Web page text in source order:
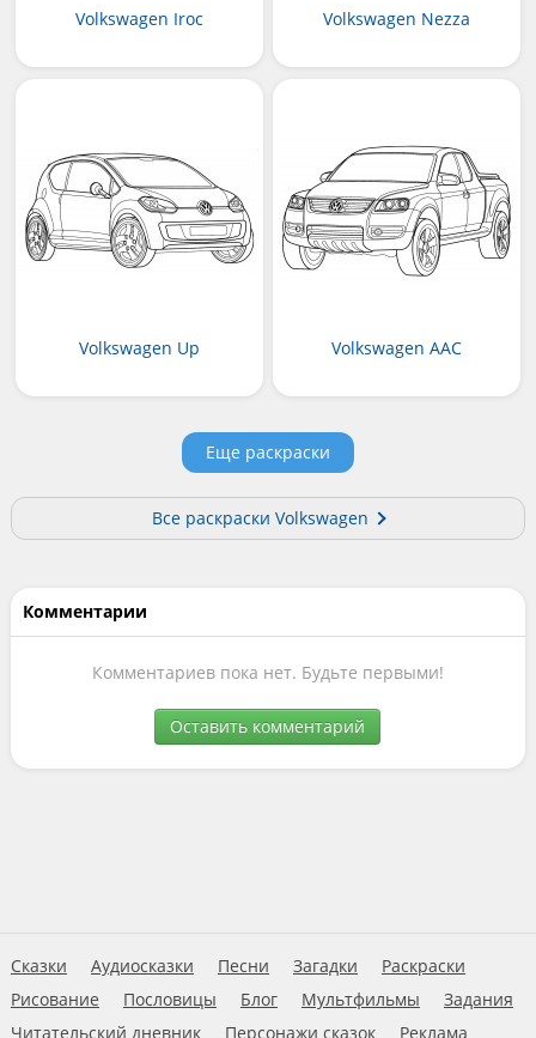
Volkswagen Iroc Volkswagen Nezza
Volkswagen Up Volkswagen AAC
Еще раскраски
Все раскраски Volkswagen
Комментарии
Комментариев пока нет. Будьте первыми!
Оставить комментарий
Сказки Аудиосказки Песни Загадки
Раскраски
Рисование
Пословицы Блог Мультфильмы
Задания
Читательский дневник
Персонажи сказок Реклама